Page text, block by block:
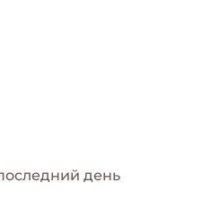
день